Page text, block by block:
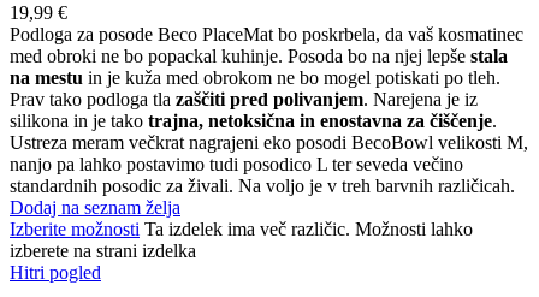
19,99 €
Podloga za posode Beco PlaceMat bo poskrbela, da vaš kosmatinec
med obroki ne bo popackal kuhinje. Posoda bo na njej lepše stala
na mestu in je kuža med obrokom ne bo mogel potiskati po tleh.
Prav tako podloga tla zaščiti pred polivanjem. Narejena je iz
silikona in je tako trajna, netoksična in enostavna za čiščenje.
Ustreza meram večkrat nagrajeni eko posodi BecoBowl velikosti M,
nanjo pa lahko postavimo tudi posodico L ter seveda večino
standardnih posodic za živali. Na voljo je v treh barvnih različicah.
Dodaj na seznam želja
Izberite možnosti Ta izdelek ima več različic. Možnosti lahko
izberete na strani izdelka
Hitri pogled